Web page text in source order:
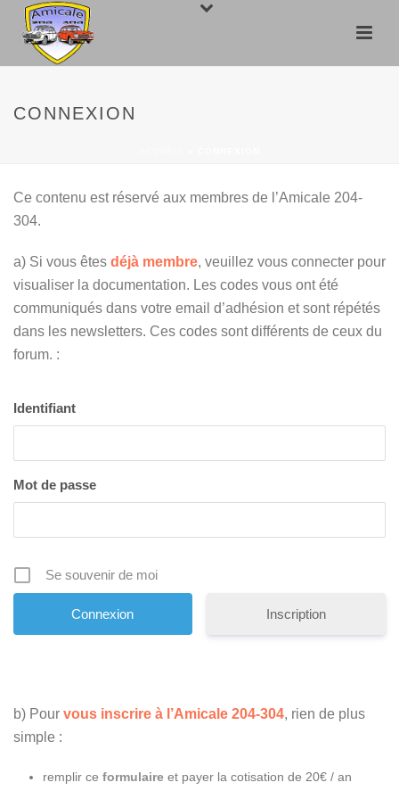
CONNEXION
Ce contenu est réservé aux membres de l’Amicale 204-
304.
a) Si vous êtes déjà membre, veuillez vous connecter pour
visualiser la documentation. Les codes vous ont été
communiqués dans votre email d’adhésion et sont répétés
dans les newsletters. Ces codes sont différents de ceux du
forum. :
Identifiant
Mot de passe
Se souvenir de moi
Inscription
b) Pour vous inscrire à l’Amicale 204-304, rien de plus
simple :
remplir ce formulaireet payer la cotisation de 20€ / an